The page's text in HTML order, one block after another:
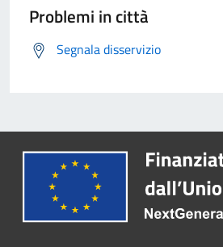
Problemi in città
Segnala disservizio